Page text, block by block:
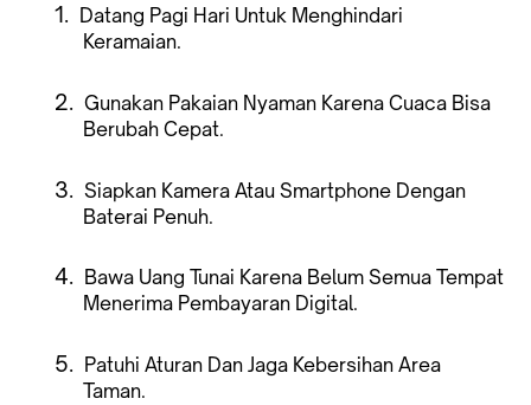
1. Datang Pagi Hari Untuk Menghindari
Keramaian.
2. Gunakan Pakaian Nyaman Karena Cuaca Bisa
Berubah Cepat.
3. Siapkan Kamera Atau Smartphone Dengan
Baterai Penuh.
4. Bawa Uang Tunai Karena Belum Semua Tempat
Menerima Pembayaran Digital.
5. Patuhi Aturan Dan Jaga Kebersihan Area
Taman.